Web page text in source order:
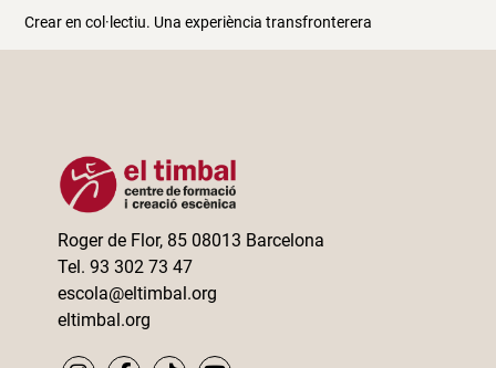
Crear en col·lectiu. Una experiència transfronterera
Roger de Flor, 85 08013 Barcelona
Tel. 93 302 73 47
escola@eltimbal.org
eltimbal.org